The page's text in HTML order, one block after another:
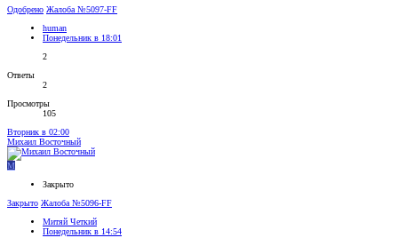
Одобрено Жалоба №5097-FF
human
Понедельник в 18:01
2
Ответы
2
Просмотры
105
Вторник в 02:00
Михаил Восточный
М
Закрыто
Закрыто Жалоба №5096-FF
Митяй Четкий
Понедельник в 14:54